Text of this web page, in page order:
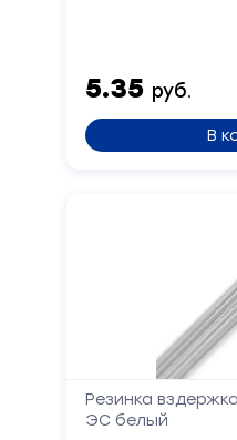
5.35 руб.
В
Резинка
ЭС белый